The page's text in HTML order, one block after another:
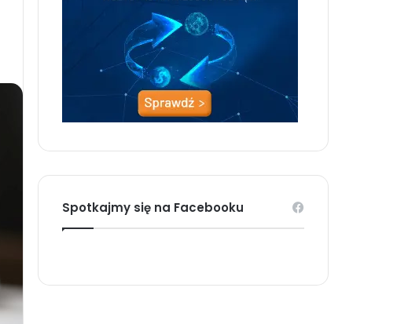
Spotkajmy się na Facebooku